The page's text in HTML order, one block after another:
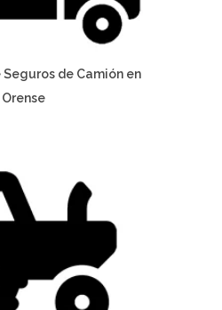
de Camión en
Orense